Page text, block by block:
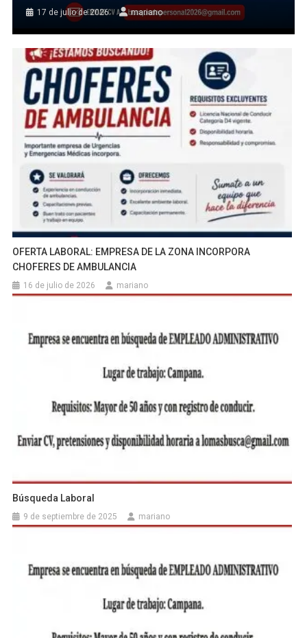
17 de julio de 2026 mariano
OFERTA LABORAL: EMPRESA DE LA ZONA INCORPORA
CHOFERES DE AMBULANCIA
16 de julio de 2026 mariano
Búsqueda Laboral
9 de septiembre de 2025 mariano